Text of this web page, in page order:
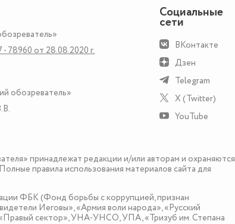
от 28.08.2020 г.
обозреватель»
Социальные
сети
ВКонтакте
Дзен
Telegram
X (Twitter)
YouTube
принадлежат редакции и/или авторам и охраняются
правила использования материалов сайта для
ФБК (Фонд борьбы с коррупцией, признан
Иеговы», «Армия воли народа», «Русский
сектор», УНА-УНСО, УПА, «Тризуб им. Степана